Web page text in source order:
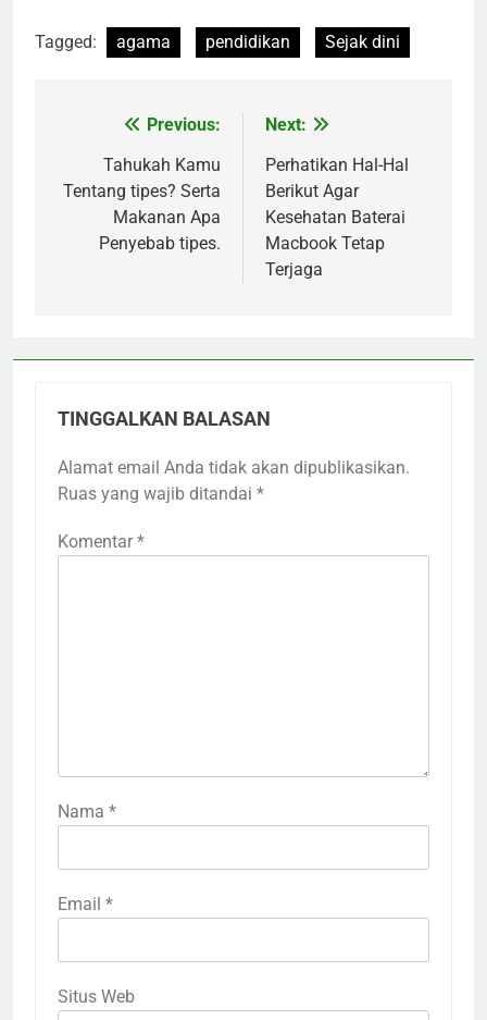
Tagged: agama pendidikan Sejak dini
NavigasiPrevious:
Tahukah Kamu
Tentang tipes? Serta
Makanan Apa
Penyebab tipes.
Next:
Perhatikan Hal-Hal
Berikut Agar
Kesehatan Baterai
Macbook Tetap
Terjaga
TINGGALKAN BALASAN
Alamat email Anda tidak akan dipublikasikan.
Ruas yang wajib ditandai *
Komentar *
Nama *
Email *
Situs Web